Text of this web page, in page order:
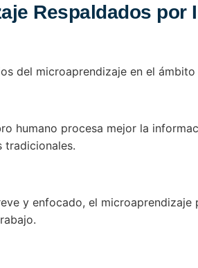
Respaldados por
del microaprendizaje en el ámbito
humano procesa mejor la
tradicionales.
y enfocado, el